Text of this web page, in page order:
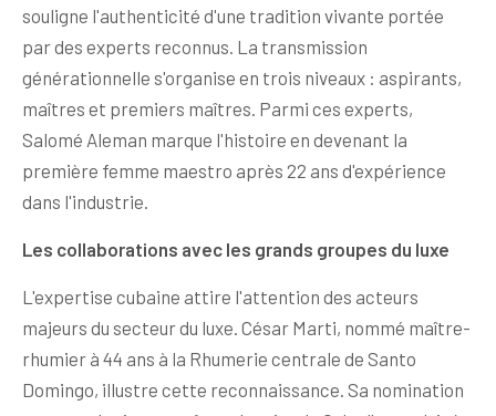
souligne l'authenticité d'une tradition vivante portée
par des experts reconnus. La transmission
générationnelle s'organise en trois niveaux : aspirants,
maîtres et premiers maîtres. Parmi ces experts,
Salomé Aleman marque l'histoire en devenant la
première femme maestro après 22 ans d'expérience
dans l'industrie.
Les collaborations avec les grands groupes du luxe
L'expertise cubaine attire l'attention des acteurs
majeurs du secteur du luxe. César Marti, nommé maître-
rhumier à 44 ans à la Rhumerie centrale de Santo
Domingo, illustre cette reconnaissance. Sa nomination